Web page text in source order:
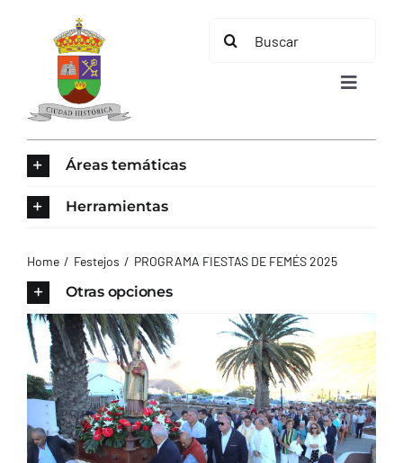
contenido
Buscar:
Toggle
AYUNTAMIENTO
TURISMO
CONTACTO
Áreas temáticas
Herramientas
Home Festejos PROGRAMA FIESTAS DE FEMÉS 2025
Otras opciones